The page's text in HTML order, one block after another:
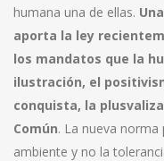
humana una de ellas.
aporta la ley
los mandatos que la
ilustración, el
conquista, la
Común. La nueva
ambiente y no la